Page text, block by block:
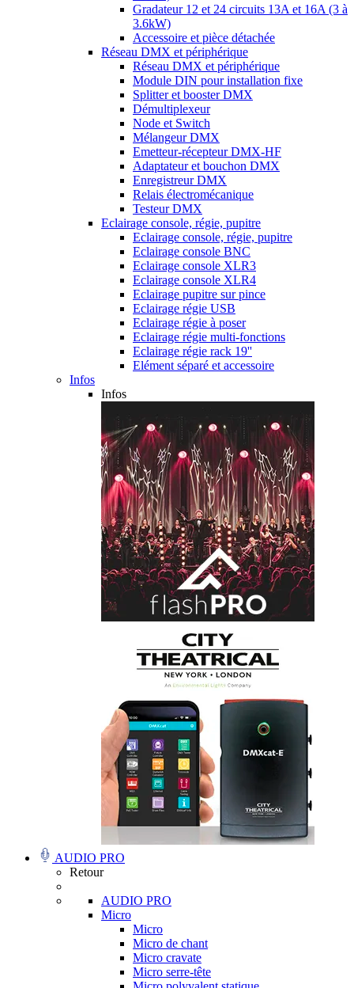
Gradateur 12 et 24 circuits 13A et 16A (3 à
3.6kW)
Accessoire et pièce détachée
Réseau DMX et périphérique
Réseau DMX et périphérique
Module DIN pour installation fixe
Splitter et booster DMX
Démultiplexeur
Node et Switch
Mélangeur DMX
Emetteur-récepteur DMX-HF
Adaptateur et bouchon DMX
Enregistreur DMX
Relais électromécanique
Testeur DMX
Eclairage console, régie, pupitre
Eclairage console, régie, pupitre
Eclairage console BNC
Eclairage console XLR3
Eclairage console XLR4
Eclairage pupitre sur pince
Eclairage régie USB
Eclairage régie à poser
Eclairage régie multi-fonctions
Eclairage régie rack 19''
Elément séparé et accessoire
Infos
Infos
AUDIO PRO
Retour
AUDIO PRO
Micro
Micro
Micro de chant
Micro cravate
Micro serre-tête